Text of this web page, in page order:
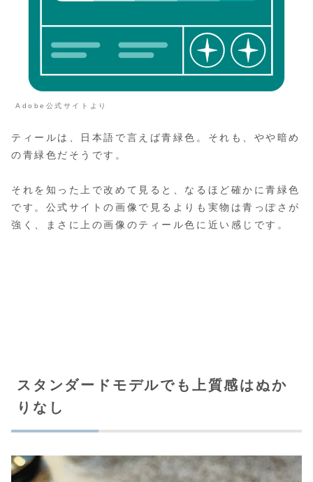
Adobe公式サイトより
ティールは、日本語で言えば青緑色。それも、やや暗め
の青緑色だそうです。
それを知った上で改めて見ると、なるほど確かに青緑色
です。公式サイトの画像で見るよりも実物は青っぽさが
強く、まさに上の画像のティール色に近い感じです。
スタンダードモデルでも上質感はぬか
りなし